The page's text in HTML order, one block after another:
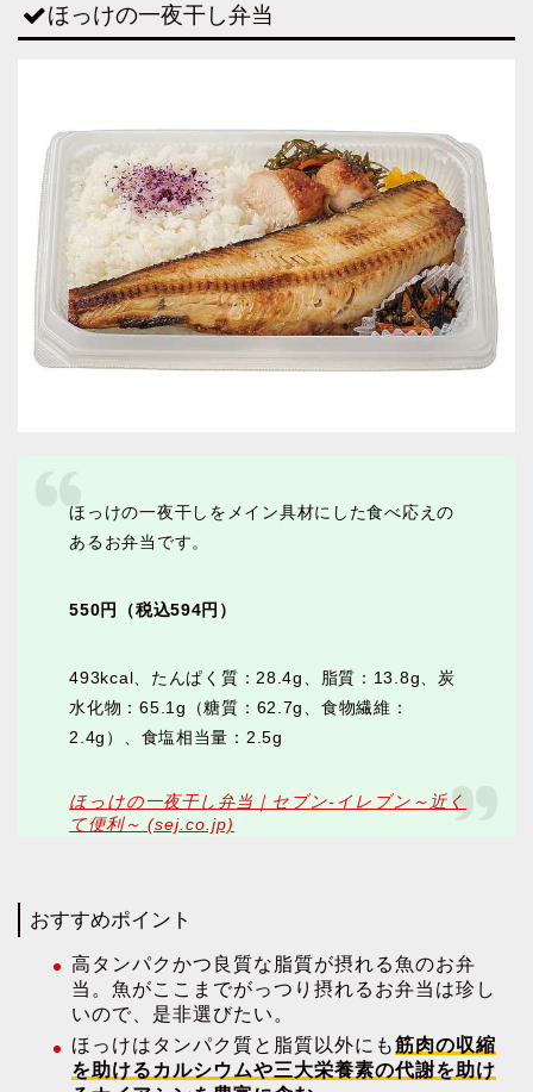
ほっけの一夜干し弁当
ほっけの一夜干しをメイン具材にした食べ応えの
あるお弁当です。
550円（税込594円）
493kcal、たんぱく質：28.4g、脂質：13.8g、炭
水化物：65.1g（糖質：62.7g、食物繊維：
2.4g）、食塩相当量：2.5g
ほっけの一夜干し弁当｜セブン‐イレブン～近く
て便利～ (sej.co.jp)
おすすめポイント
高タンパクかつ良質な脂質が摂れる魚のお弁
当。魚がここまでがっつり摂れるお弁当は珍し
いので、是非選びたい。
ほっけはタンパク質と脂質以外にも筋肉の収縮
を助けるカルシウムや三大栄養素の代謝を助け